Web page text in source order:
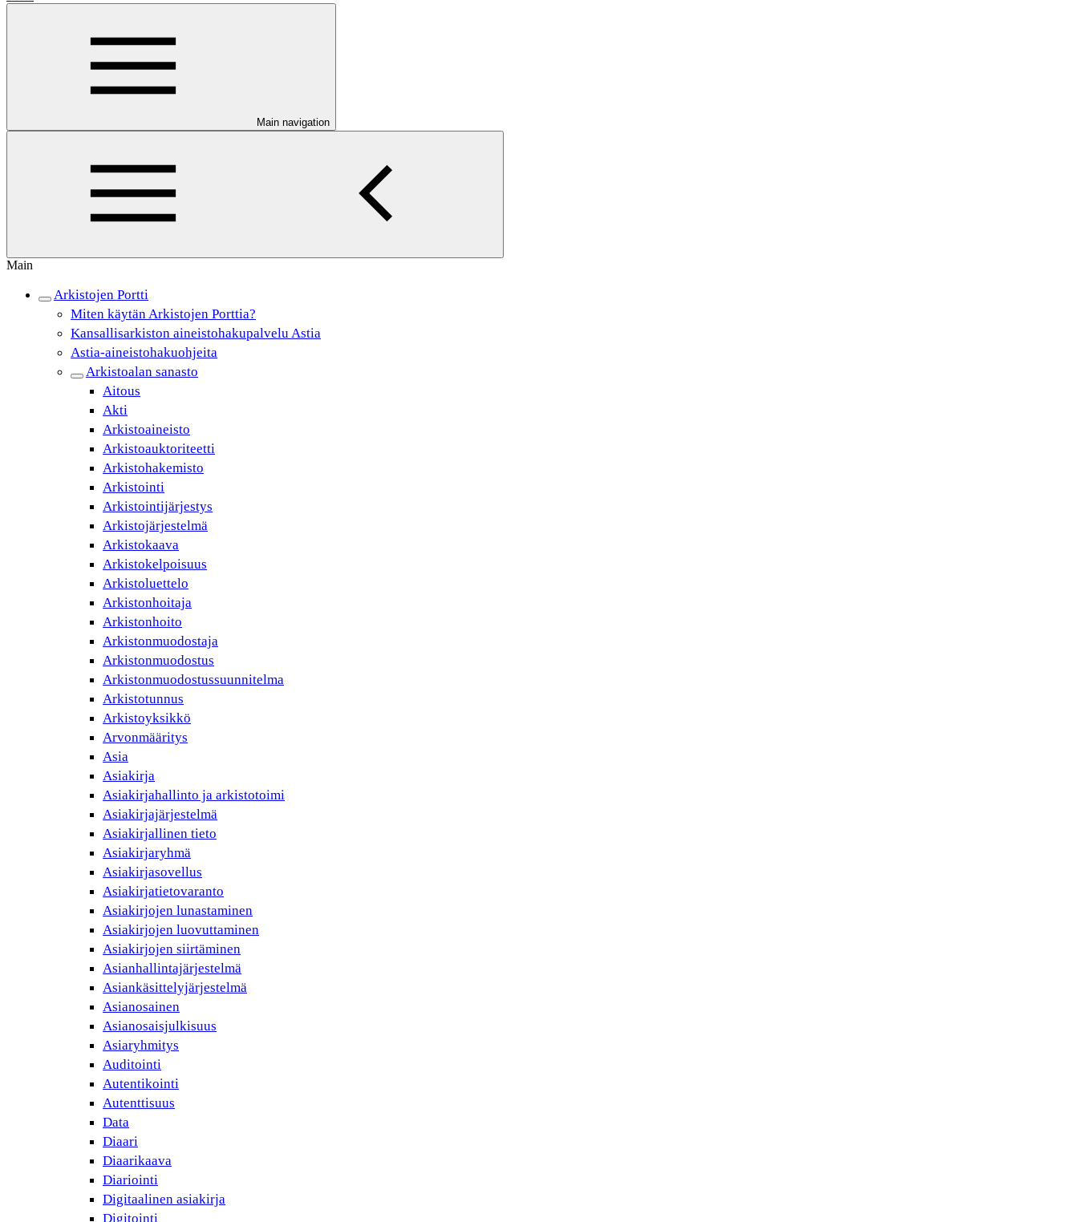
Main navigation
Main
Arkistojen Portti
Miten käytän Arkistojen Porttia?
Kansallisarkiston aineistohakupalvelu Astia
Astia-aineistohakuohjeita
Arkistoalan sanasto
Aitous
Akti
Arkistoaineisto
Arkistoauktoriteetti
Arkistohakemisto
Arkistointi
Arkistointijärjestys
Arkistojärjestelmä
Arkistokaava
Arkistokelpoisuus
Arkistoluettelo
Arkistonhoitaja
Arkistonhoito
Arkistonmuodostaja
Arkistonmuodostus
Arkistonmuodostussuunnitelma
Arkistotunnus
Arkistoyksikkö
Arvonmääritys
Asia
Asiakirja
Asiakirjahallinto ja arkistotoimi
Asiakirjajärjestelmä
Asiakirjallinen tieto
Asiakirjaryhmä
Asiakirjasovellus
Asiakirjatietovaranto
Asiakirjojen lunastaminen
Asiakirjojen luovuttaminen
Asiakirjojen siirtäminen
Asianhallintajärjestelmä
Asiankäsittelyjärjestelmä
Asianosainen
Asianosaisjulkisuus
Asiaryhmitys
Auditointi
Autentikointi
Autenttisuus
Data
Diaari
Diaarikaava
Diariointi
Digitaalinen asiakirja
Digitointi